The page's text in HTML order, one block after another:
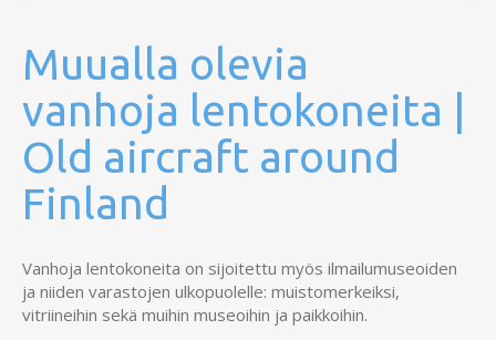
Muualla olevia
vanhoja lentokoneita |
Old aircraft around
Finland
Vanhoja lentokoneita on sijoitettu myös ilmailumuseoiden
ja niiden varastojen ulkopuolelle: muistomerkeiksi,
vitriineihin sekä muihin museoihin ja paikkoihin.